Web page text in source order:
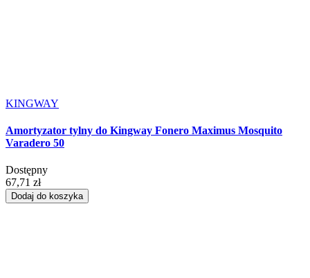
KINGWAY
Amortyzator tylny do Kingway Fonero Maximus Mosquito
Varadero 50
Dostępny
67,71 zł
Dodaj do koszyka